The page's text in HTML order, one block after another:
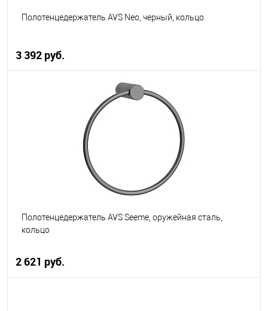
Полотенцедержатель AVS Neo, черный, кольцо
3 392 руб.
В корзину
В наличии
Полотенцедержатель AVS Seeme, оружейная сталь,
кольцо
2 621 руб.